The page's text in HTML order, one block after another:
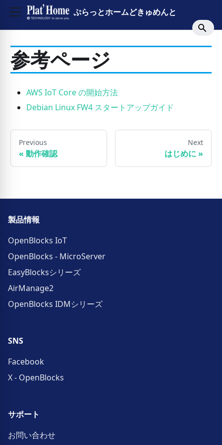
ぷらっとホームどきゅめんと
参考ページ
AWS IoT Core の開始方法
Debian Linux FW4 スタートアップガイド
Previous
« 動作確認
Next
はじめに »
製品情報
OpenBlocks IoT
OpenBlocks - MicroServer
EasyBlocksシリーズ
AirManage2
OpenBlocks IDMシリーズ
SNS
Facebook
X - OpenBlocks
サポート
お問い合わせ